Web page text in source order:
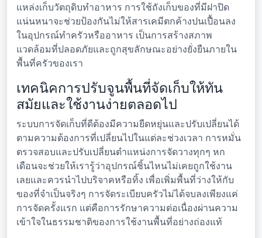
แหล่งเก็บวัตถุดิบทำอาหาร การใช้ถังเก็บของที่มีฝาปิด
แน่นหนาจะช่วยป้องกันไม่ให้สารเคมีตกค้างปนเปื้อนลง
ในอุปกรณ์ทำครัวหรืออาหาร เป็นการสร้างสภาพ
แวดล้อมที่ปลอดภัยและถูกสุขลักษณะอย่างยั่งยืนภายใน
พื้นที่ครัวของเรา
เทคนิคการปรับจูนพื้นที่จัดเก็บให้ทัน
สมัยและใช้งานง่ายตลอดไป
ระบบการจัดเก็บที่ดีต้องมีความยืดหยุ่นและปรับเปลี่ยนได้
ตามความต้องการที่เปลี่ยนไปในแต่ละช่วงเวลา การหมั่น
ตรวจสอบและปรับเปลี่ยนตำแหน่งการจัดวางทุกๆ หก
เดือนจะช่วยให้เรารู้ว่าอุปกรณ์ชิ้นไหนไม่เคยถูกใช้งาน
เลยและควรนำไปบริจาคหรือทิ้ง เพื่อเพิ่มพื้นที่ว่างให้กับ
ของที่จำเป็นจริงๆ การจัดระเบียบครัวไม่ได้จบลงเพียงแค่
การจัดครั้งแรก แต่คือการรักษาความต่อเนื่องผ่านความ
เข้าใจในธรรมชาติของการใช้งานพื้นที่อย่างถ่องแท้